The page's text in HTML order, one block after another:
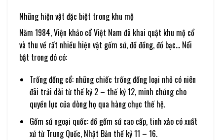
Những hiện vật đặc biệt trong khu mộ
Năm 1984, Viện khảo cổ Việt Nam đã khai quật khu mộ cổ
và thu về rất nhiều hiện vật gốm sứ, đồ đồng, đồ bạc… Nổi
bật trong đó có:
Trống đồng cổ: những chiếc trống đồng loại nhỏ có niên
đãi trải dài từ thế kỷ 2 – thế kỷ 12, minh chứng cho
quyền lực của dòng họ qua hàng chục thế hệ.
Gốm sứ ngoại quốc: đồ gốm sứ cao cấp, tinh xảo có xuất
xứ từ Trung Quốc, Nhật Bản thế kỷ 11 – 16.